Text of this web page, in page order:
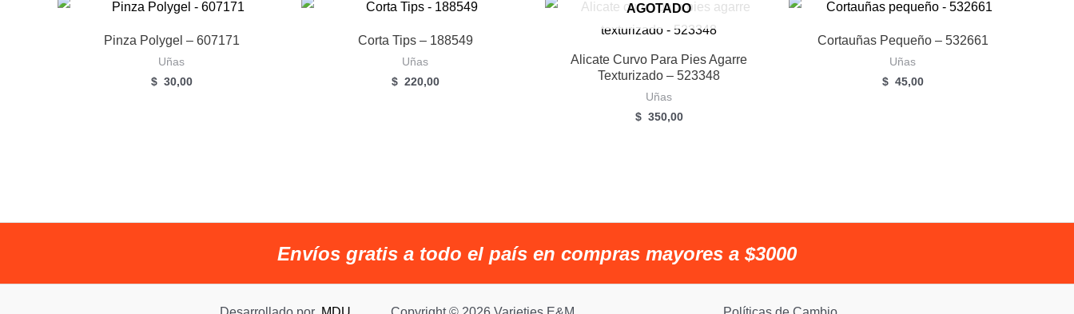
Pinza Polygel – 607171
Uñas
$ 30,00
Corta Tips – 188549
Uñas
$ 220,00
AGOTADO
Alicate Curvo Para Pies Agarre
Texturizado – 523348
Uñas
$ 350,00
Cortauñas Pequeño – 532661
Uñas
$ 45,00
Envíos gratis a todo el país en compras mayores a $3000